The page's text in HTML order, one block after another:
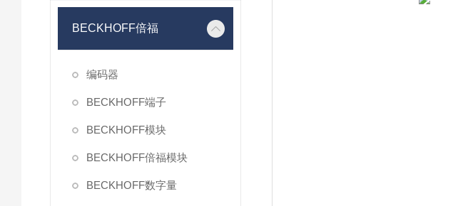
BECKHOFF倍福
编码器
BECKHOFF端子
BECKHOFF模块
BECKHOFF倍福模块
BECKHOFF数字量